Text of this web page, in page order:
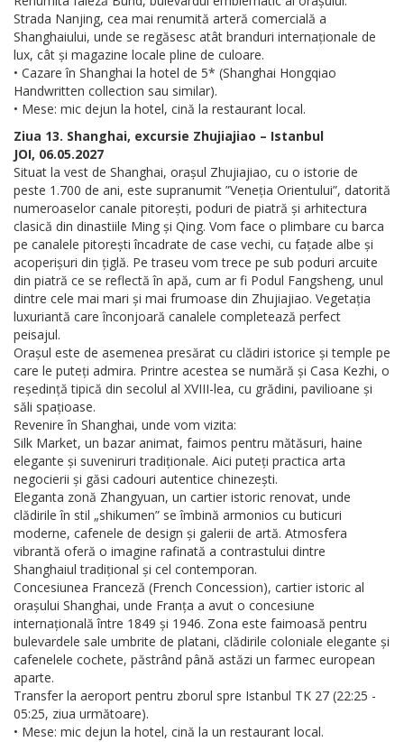
Strada Nanjing, cea mai renumită arteră comercială a
Shanghaiului, unde se regăsesc atât branduri internaționale de
lux, cât și magazine locale pline de culoare.
• Cazare în Shanghai la hotel de 5* (Shanghai Hongqiao
Handwritten collection sau similar).
• Mese: mic dejun la hotel, cină la restaurant local.
Ziua 13. Shanghai, excursie Zhujiajiao – Istanbul
JOI, 06.05.2027
Situat la vest de Shanghai, orașul Zhujiajiao, cu o istorie de
peste 1.700 de ani, este supranumit ”Veneția Orientului”, datorită
numeroaselor canale pitorești, poduri de piatră și arhitectura
clasică din dinastiile Ming și Qing. Vom face o plimbare cu barca
pe canalele pitorești încadrate de case vechi, cu fațade albe și
acoperișuri din țiglă. Pe traseu vom trece pe sub poduri arcuite
din piatră ce se reflectă în apă, cum ar fi Podul Fangsheng, unul
dintre cele mai mari și mai frumoase din Zhujiajiao. Vegetația
luxuriantă care înconjoară canalele completează perfect
peisajul.
Orașul este de asemenea presărat cu clădiri istorice și temple pe
care le puteți admira. Printre acestea se numără și Casa Kezhi, o
reședință tipică din secolul al XVIII-lea, cu grădini, pavilioane și
săli spațioase.
Revenire în Shanghai, unde vom vizita:
Silk Market, un bazar animat, faimos pentru mătăsuri, haine
elegante și suveniruri tradiționale. Aici puteți practica arta
negocierii și găsi cadouri autentice chinezești.
Eleganta zonă Zhangyuan, un cartier istoric renovat, unde
clădirile în stil „shikumen” se îmbină armonios cu buticuri
moderne, cafenele de design și galerii de artă. Atmosfera
vibrantă oferă o imagine rafinată a contrastului dintre
Shanghaiul tradițional și cel contemporan.
Concesiunea Franceză (French Concession), cartier istoric al
orașului Shanghai, unde Franța a avut o concesiune
internațională între 1849 și 1946. Zona este faimoasă pentru
bulevardele sale umbrite de platani, clădirile coloniale elegante și
cafenelele cochete, păstrând până astăzi un farmec european
aparte.
Transfer la aeroport pentru zborul spre Istanbul TK 27 (22:25 -
05:25, ziua următoare).
• Mese: mic dejun la hotel, cină la un restaurant local.